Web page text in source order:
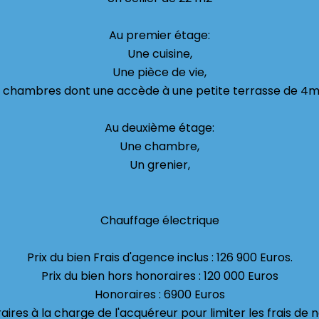
Au premier étage:
Une cuisine,
Une pièce de vie,
chambres dont une accède à une petite terrasse de
Au deuxième étage:
Une chambre,
Un grenier,
Chauffage électrique
Prix du bien Frais d'agence inclus : 126 900 Euros.
Prix du bien hors honoraires : 120 000 Euros
Honoraires : 6900 Euros
à la charge de l'acquéreur pour limiter les frais de